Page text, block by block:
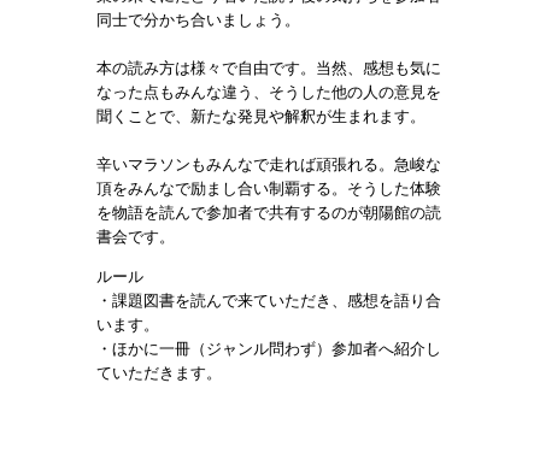
同士で分かち合いましょう。
本の読み方は様々で自由です。当然、感想も気に
なった点もみんな違う、そうした他の人の意見を
聞くことで、新たな発見や解釈が生まれます。
辛いマラソンもみんなで走れば頑張れる。急峻な
頂をみんなで励まし合い制覇する。そうした体験
を物語を読んで参加者で共有するのが朝陽館の読
書会です。
ルール
・課題図書を読んで来ていただき、感想を語り合
います。
・ほかに一冊（ジャンル問わず）参加者へ紹介し
ていただきます。